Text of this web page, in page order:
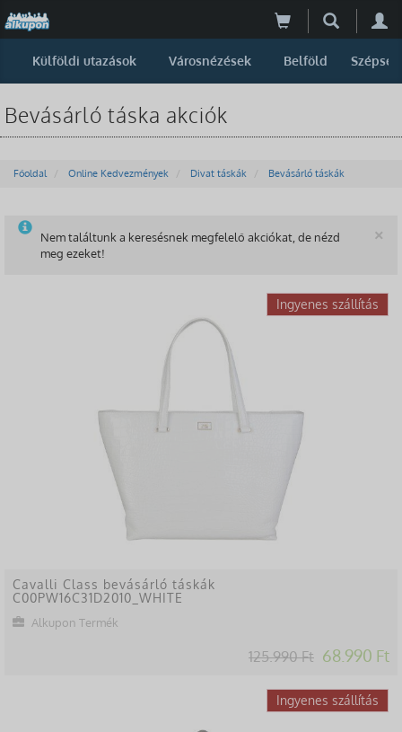
Külföldi utazások Városnézések Belföld Szépség
Bevásárló táska akciók
Főoldal Online Kedvezmények Divat táskák Bevásárló táskák
×
Nem találtunk a keresésnek megfelelő akciókat, de nézd
meg ezeket!
Lekésted
Ingyenes szállítás
Cavalli Class bevásárló táskák
C00PW16C31D2010_WHITE
Alkupon Termék
125.990 Ft 68.990 Ft
Lekésted
Ingyenes szállítás